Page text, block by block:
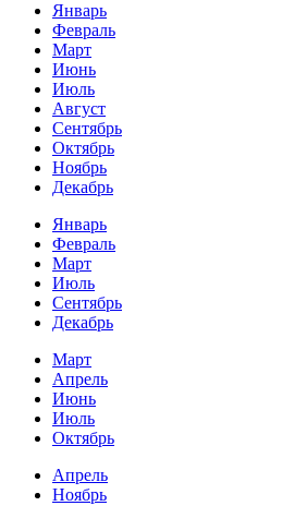
Январь
Февраль
Март
Июнь
Июль
Август
Сентябрь
Октябрь
Ноябрь
Декабрь
Январь
Февраль
Март
Июль
Сентябрь
Декабрь
Март
Апрель
Июнь
Июль
Октябрь
Апрель
Ноябрь